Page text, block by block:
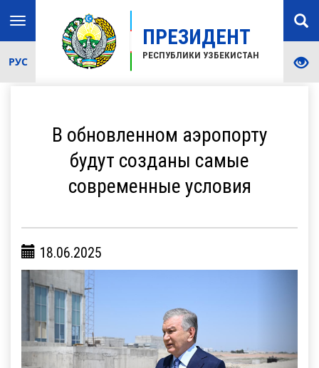
ПРЕЗИДЕНТ
РЕСПУБЛИКИ УЗБЕКИСТАН
Toggle
navigation
РУС
В обновленном аэропорту
будут созданы самые
современные условия
18.06.2025